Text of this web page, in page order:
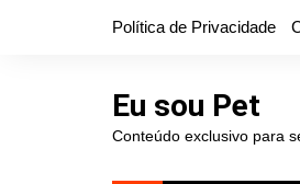
Política de Privacidade
Eu sou Pet
Conteúdo exclusivo para